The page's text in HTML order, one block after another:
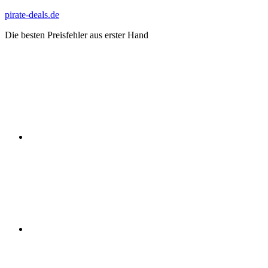
Zum
springen
pirate-deals.de
Die besten Preisfehler aus erster Hand